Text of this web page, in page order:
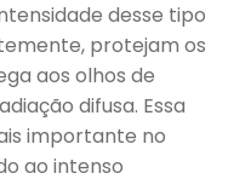
desse tipo
protejam os
aos olhos de
difusa. Essa
importante no
ao intenso